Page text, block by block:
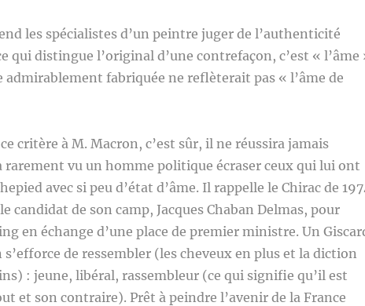
les spécialistes d’un peintre juger de l’authenticité
qui distingue l’original d’une contrefaçon, c’est « l’âme
admirablement fabriquée ne reflèterait pas « l’âme de
critère à M. Macron, c’est sûr, il ne réussira jamais
rarement vu un homme politique écraser ceux qui lui ont
avec si peu d’état d’âme. Il rappelle le Chirac de
candidat de son camp, Jacques Chaban Delmas, pour
en échange d’une place de premier ministre. Un
de ressembler (les cheveux en plus et la diction
: jeune, libéral, rassembleur (ce qui signifie qu’il est
et son contraire). Prêt à peindre l’avenir de la France